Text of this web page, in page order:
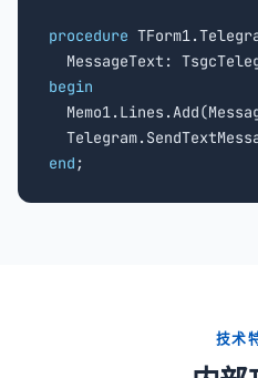
procedure
begin
end ;
技术